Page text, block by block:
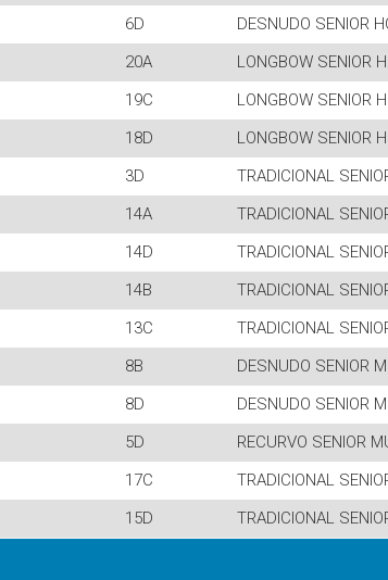
6D DESNUDO SENIOR
20A LONGBOW SENIOR
19C LONGBOW SENIOR
18D LONGBOW SENIOR
3D TRADICIONAL
14A TRADICIONAL
14D TRADICIONAL
14B TRADICIONAL
13C TRADICIONAL
8B DESNUDO SENIOR
8D DESNUDO SENIOR
5D RECURVO SENIOR
17C TRADICIONAL
15D TRADICIONAL